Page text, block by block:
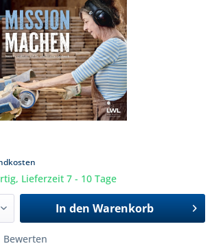
Lieferzeit 7 - 10 Tage
In den Warenkorb
Bewerten